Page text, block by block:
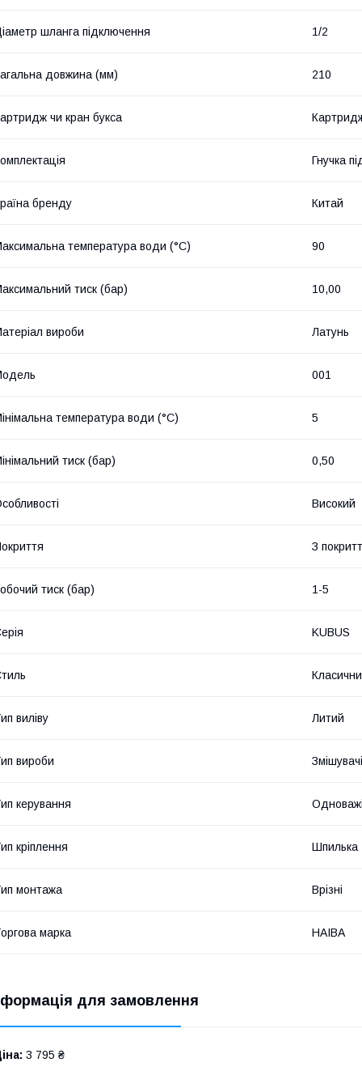
шланга підключення 1/2
довжина (мм) 210
чи кран букса
Гнучка
бренду Китай
температура води (°C) 90
тиск (бар) 10,00
вироби Латунь
001
температура води (°C) 5
тиск (бар) 0,50
Високий
З
тиск (бар) 1-5
KUBUS
виліву Литий
вироби
керування
кріплення Шпилька
монтажа Врізні
марка HAIBA
для замовлення
3 795 ₴